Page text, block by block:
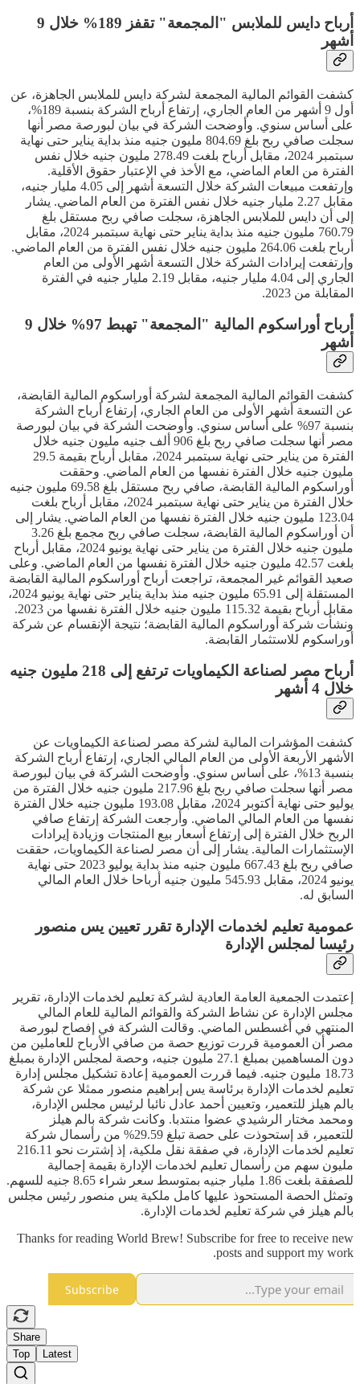
أرباح دايس للملابس "المجمعة" تقفز 189% خلال 9
أشهر
كشفت القوائم المالية المجمعة لشركة دايس للملابس الجاهزة، عن
أول 9 أشهر من العام الجاري، إرتفاع أرباح الشركة بنسبة 189%،
على أساس سنوي. وأوضحت الشركة في بيان لبورصة مصر أنها
سجلت صافي ربح بلغ 804.69 مليون جنيه منذ بداية يناير حتى نهاية
سبتمبر 2024، مقابل أرباح بلغت 278.49 مليون جنيه خلال نفس
الفترة من العام الماضي، مع الأخذ في الإعتبار حقوق الأقلية.
وإرتفعت مبيعات الشركة خلال التسعة أشهر إلى 4.05 مليار جنيه،
مقابل 2.27 مليار جنيه خلال نفس الفترة من العام الماضي. يشار
إلى أن دايس للملابس الجاهزة، سجلت صافي ربح مستقل بلغ
760.79 مليون جنيه منذ بداية يناير حتى نهاية سبتمبر 2024، مقابل
أرباح بلغت 264.06 مليون جنيه خلال نفس الفترة من العام الماضي.
وإرتفعت إيرادات الشركة خلال التسعة أشهر الأولى من العام
الجاري إلى 4.04 مليار جنيه، مقابل 2.19 مليار جنيه في الفترة
المقابلة من 2023.
أرباح أوراسكوم المالية "المجمعة" تهبط 97% خلال 9
أشهر
كشفت القوائم المالية المجمعة لشركة أوراسكوم المالية القابضة،
عن التسعة أشهر الأولى من العام الجاري، إرتفاع أرباح الشركة
بنسبة 97% على أساس سنوي. وأوضحت الشركة في بيان لبورصة
مصر أنها سجلت صافي ربح بلغ 906 ألف جنيه مليون جنيه خلال
الفترة من يناير حتى نهاية سبتمبر 2024، مقابل أرباح بقيمة 29.5
مليون جنيه خلال الفترة نفسها من العام الماضي. وحققت
أوراسكوم المالية القابضة، صافي ربح مستقل بلغ 69.58 مليون جنيه
خلال الفترة من يناير حتى نهاية سبتمبر 2024، مقابل أرباح بلغت
123.04 مليون جنيه خلال الفترة نفسها من العام الماضي. يشار إلى
أن أوراسكوم المالية القابضة، سجلت صافي ربح مجمع بلغ 3.26
مليون جنيه خلال الفترة من يناير حتى نهاية يونيو 2024، مقابل أرباح
بلغت 42.57 مليون جنيه خلال الفترة نفسها من العام الماضي. وعلى
صعيد القوائم غير المجمعة، تراجعت أرباح أوراسكوم المالية القابضة
المستقلة إلى 65.91 مليون جنيه منذ بداية يناير حتى نهاية يونيو 2024،
مقابل أرباح بقيمة 115.32 مليون جنيه خلال الفترة نفسها من 2023.
ونشأت شركة أوراسكوم المالية القابضة؛ نتيجة الإنقسام عن شركة
أوراسكوم للاستثمار القابضة.
أرباح مصر لصناعة الكيماويات ترتفع إلى 218 مليون جنيه
خلال 4 أشهر
كشفت المؤشرات المالية لشركة مصر لصناعة الكيماويات عن
الأشهر الأربعة الأولى من العام المالي الجاري، إرتفاع أرباح الشركة
بنسبة 13%، على أساس سنوي. وأوضحت الشركة في بيان لبورصة
مصر أنها سجلت صافي ربح بلغ 217.96 مليون جنيه خلال الفترة من
يوليو حتى نهاية أكتوبر 2024، مقابل 193.08 مليون جنيه خلال الفترة
نفسها من العام المالي الماضي. وأرجعت الشركة إرتفاع صافي
الربح خلال الفترة إلى إرتفاع أسعار بيع المنتجات وزيادة إيرادات
الإستثمارات المالية. يشار إلى أن مصر لصناعة الكيماويات، حققت
صافي ربح بلغ 667.43 مليون جنيه منذ بداية يوليو 2023 حتى نهاية
يونيو 2024، مقابل 545.93 مليون جنيه أرباحا خلال العام المالي
السابق له.
عمومية تعليم لخدمات الإدارة تقرر تعيين يس منصور
رئيسا لمجلس الإدارة
إعتمدت الجمعية العامة العادية لشركة تعليم لخدمات الإدارة، تقرير
مجلس الإدارة عن نشاط الشركة والقوائم المالية للعام المالي
المنتهي في أغسطس الماضي. وقالت الشركة في إفصاح لبورصة
مصر أن العمومية قررت توزيع حصة من صافي الأرباح للعاملين من
دون المساهمين بمبلغ 27.1 مليون جنيه، وحصة لمجلس الإدارة بمبلغ
18.73 مليون جنيه. فيما قررت العمومية إعادة تشكيل مجلس إدارة
تعليم لخدمات الإدارة برئاسة يس إبراهيم منصور ممثلا عن شركة
بالم هيلز للتعمير، وتعيين أحمد عادل نائبا لرئيس مجلس الإدارة،
ومحمد مختار الرشيدي عضوا منتدبا. وكانت شركة بالم هيلز
للتعمير، قد إستحوذت على حصة تبلغ 29.59% من رأسمال شركة
تعليم لخدمات الإدارة، في صفقة نقل ملكية، إذ إشترت نحو 216.11
مليون سهم من رأسمال تعليم لخدمات الإدارة بقيمة إجمالية
للصفقة بلغت 1.86 مليار جنيه بمتوسط سعر شراء 8.65 جنيه للسهم.
وتمثل الحصة المستحوذ عليها كامل ملكية يس منصور رئيس مجلس
بالم هيلز في شركة تعليم لخدمات الإدارة.
Thanks for reading World Brew! Subscribe for free to receive new
posts and support my work.
Subscribe
Share
Top
Latest